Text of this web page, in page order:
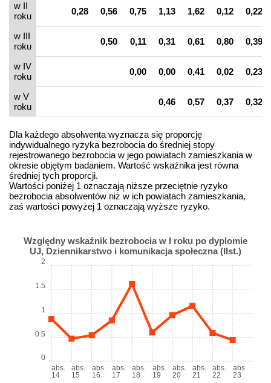
w II
roku
0,28 0,56 0,75 1,13 1,62 0,12 0,22
w III
roku
0,50 0,11 0,31 0,61 0,80 0,39
w IV
roku
0,00 0,00 0,41 0,02 0,23
w V
roku
0,46 0,57 0,37 0,32
Dla każdego absolwenta wyznacza się proporcję
indywidualnego ryzyka bezrobocia do średniej stopy
rejestrowanego bezrobocia w jego powiatach zamieszkania w
okresie objętym badaniem. Wartość wskaźnika jest równa
średniej tych proporcji.
Wartości poniżej 1 oznaczają niższe przeciętnie ryzyko
bezrobocia absolwentów niż w ich powiatach zamieszkania,
zaś wartości powyżej 1 oznaczają wyższe ryzyko.
Względny wskaźnik bezrobocia w I roku po dyplomie
UJ, Dziennikarstwo i komunikacja społeczna (IIst.)
abs.
14
abs.
15
abs.
16
abs.
17
abs.
18
abs.
19
abs.
20
abs.
21
abs.
22
abs.
23
0
0.5
1
1.5
2